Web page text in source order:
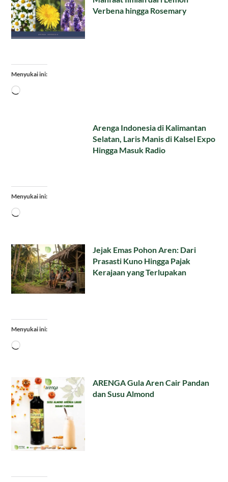
Verbena hingga Rosemary
Menyukai ini:
Memuat...
Arenga Indonesia di Kalimantan
Selatan, Laris Manis di Kalsel Expo
Hingga Masuk Radio
Menyukai ini:
Memuat...
Jejak Emas Pohon Aren: Dari
Prasasti Kuno Hingga Pajak
Kerajaan yang Terlupakan
Menyukai ini:
Memuat...
ARENGA Gula Aren Cair Pandan
dan Susu Almond